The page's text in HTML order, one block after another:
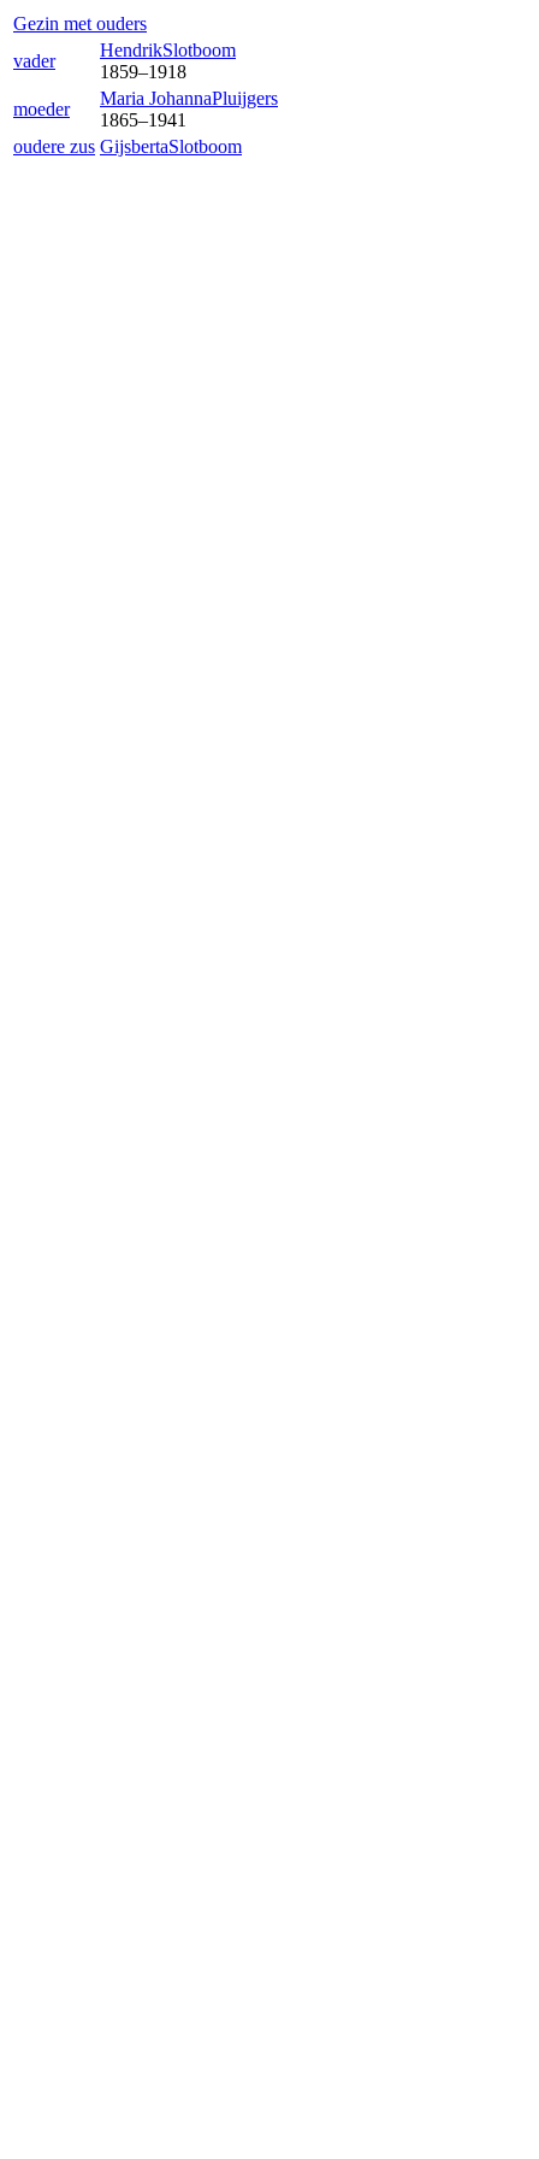
Gezin met ouders
vader
HendrikSlotboom
1859–1918
moeder
Maria JohannaPluijgers
1865–1941
oudere zus GijsbertaSlotboom